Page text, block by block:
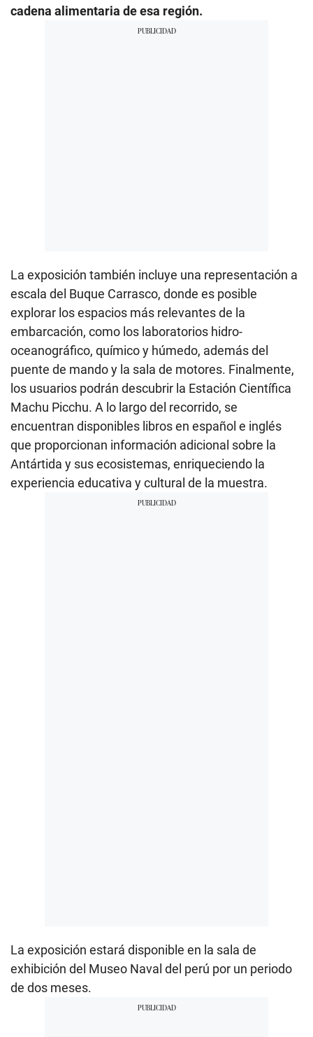
cadena alimentaria de esa región.
La exposición también incluye una representación a
escala del Buque Carrasco, donde es posible
explorar los espacios más relevantes de la
embarcación, como los laboratorios hidro-
oceanográfico, químico y húmedo, además del
puente de mando y la sala de motores. Finalmente,
los usuarios podrán descubrir la Estación Científica
Machu Picchu. A lo largo del recorrido, se
encuentran disponibles libros en español e inglés
que proporcionan información adicional sobre la
Antártida y sus ecosistemas, enriqueciendo la
experiencia educativa y cultural de la muestra.
La exposición estará disponible en la sala de
exhibición del Museo Naval del perú por un periodo
de dos meses.